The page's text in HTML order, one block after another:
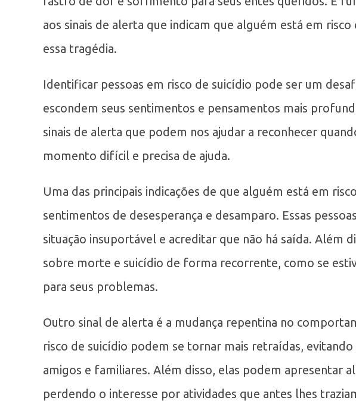
aos sinais de alerta que indicam que alguém está em
essa tragédia.
Identificar pessoas em risco de suicídio pode ser um
escondem seus sentimentos e pensamentos mais
sinais de alerta que podem nos ajudar a reconhecer
momento difícil e precisa de ajuda.
Uma das principais indicações de que alguém está em
sentimentos de desesperança e desamparo. Essas
situação insuportável e acreditar que não há saída. Além
sobre morte e suicídio de forma recorrente, como se
para seus problemas.
Outro sinal de alerta é a mudança repentina no
risco de suicídio podem se tornar mais retraídas,
amigos e familiares. Além disso, elas podem apresentar
perdendo o interesse por atividades que antes lhes